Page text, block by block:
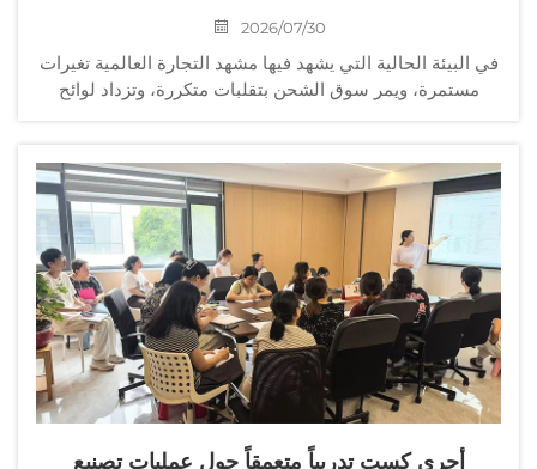
2026/07/30
في البيئة الحالية التي يشهد فيها مشهد التجارة العالمية تغيرات
مستمرة، ويمر سوق الشحن بتقلبات متكررة، وتزداد لوائح
أجرى كست تدريباً متعمقاً حول عمليات تصنيع